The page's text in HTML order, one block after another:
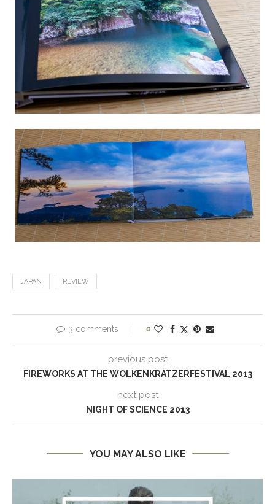
JAPAN REVIEW
3 comments 0
previous post
FIREWORKS AT THE WOLKENKRATZERFESTIVAL 2013
next post
NIGHT OF SCIENCE 2013
YOU MAY ALSO LIKE